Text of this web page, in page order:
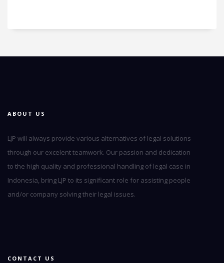
ABOUT US
LJP will always provide various alternatives of legal solutions
through our excelent teamwork. Our passion and dedication
to the high quality and professional handling of legal case in
Indonesia, bring LJP to its significant role for assisting people
and/or company solving their legal issues.
CONTACT US